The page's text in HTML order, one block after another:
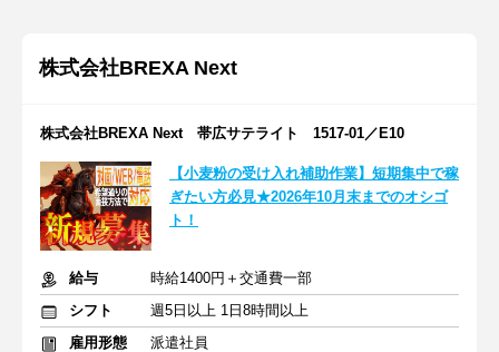
株式会社BREXA Next
株式会社BREXA Next 帯広サテライト 1517-01／E10
【小麦粉の受け入れ補助作業】短期集中で稼
ぎたい方必見★2026年10月末までのオシゴ
ト！
給与
時給1400円＋交通費一部
シフト
週5日以上 1日8時間以上
雇用形態
派遣社員